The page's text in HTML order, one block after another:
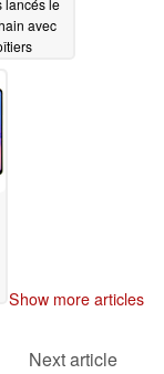
avec
de carte
Show more articles
Next article